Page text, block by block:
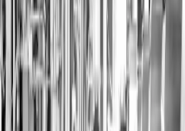
aufbereitet und
und nichtfinanzielle
orientierte sich am
den GRI-Standards und
Geschäftsaktivitäten